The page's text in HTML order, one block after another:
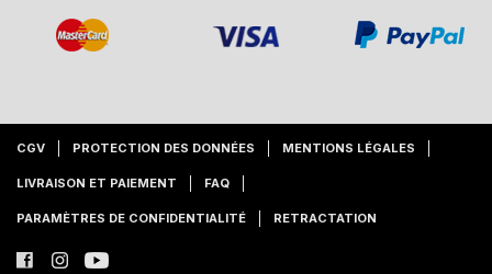
CGV PROTECTION DES DONNÉES MENTIONS LÉGALES
LIVRAISON ET PAIEMENT FAQ
PARAMÈTRES DE CONFIDENTIALITÉ RETRACTATION